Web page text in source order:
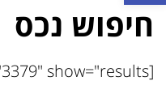
חיפוש נכס
[searchandfilter id="3379" show="results"]